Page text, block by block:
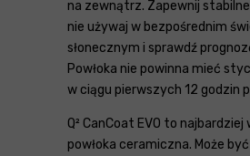
na zewnątrz. Zapewnij
nie używaj w bezpośrednim
słonecznym i sprawdź
Powłoka nie powinna mieć
w ciągu pierwszych 12 godzin
Q² CanCoat EVO to
powłoka ceramiczna. Może